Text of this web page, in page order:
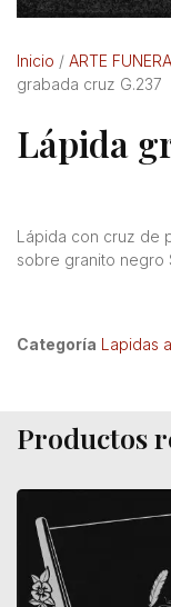
Inicio / ARTE
grabada cruz G.237
Lápida
Lápida con cruz de
sobre granito negro
Categoría Lapidas
Productos